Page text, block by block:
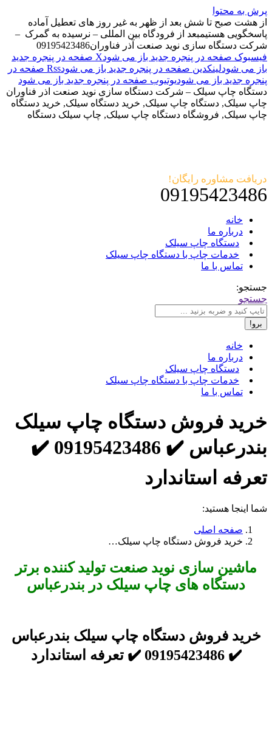
پرش به محتوا
از هشت صبح تا شش بعد از ظهر به غیر روز های تعطیل آماده
پاسخگویی هستیمبعد از فرودگاه بین المللی – نرسیده به گمرک –
شرکت دستگاه سازی نوید صنعت آذر فناوران09195423486
فیسبوک صفحه در پنجره جدید باز می شود
X صفحه در پنجره جدید
باز می شودلینکدین صفحه در پنجره جدید باز می شود
Rss صفحه در
پنجره جدید باز می شودیوتیوب صفحه در پنجره جدید باز می شود
دستگاه چاپ سیلک – شرکت دستگاه سازی نوید صنعت اذر فناوران
چاپ سیلک, دستگاه چاپ سیلک, خرید دستگاه سیلک, خرید دستگاه
چاپ سیلک, فروشگاه دستگاه چاپ سیلک, چاپ سیلک دستگاه
دریافت مشاوره رایگان!
09195423486
خانه
درباره ما
دستگاه چاپ سیلک
خدمات چاپ با دستگاه چاپ سیلک
تماس با ما
جستجو:
جستجو
خانه
درباره ما
دستگاه چاپ سیلک
خدمات چاپ با دستگاه چاپ سیلک
تماس با ما
خرید فروش دستگاه چاپ سیلک
بندرعباس ✔️ 09195423486 ✔️
تعرفه استاندارد
شما اینجا هستید:
صفحه اصلی
خرید فروش دستگاه چاپ سیلک…
ماشین سازی نوید صنعت تولید کننده برتر
دستگاه های چاپ سیلک در بندرعباس
خرید فروش دستگاه چاپ سیلک بندرعباس
✔️ 09195423486 ✔️ تعرفه استاندارد